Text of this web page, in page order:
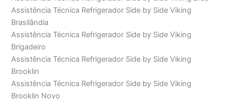
Assistência Técnica Refrigerador Side by Side Viking
Brasilândia
Assistência Técnica Refrigerador Side by Side Viking
Brigadeiro
Assistência Técnica Refrigerador Side by Side Viking
Brooklin
Assistência Técnica Refrigerador Side by Side Viking
Brooklin Novo